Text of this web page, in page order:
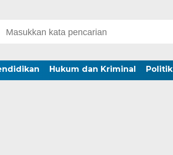
Hukum dan Kriminal Politik